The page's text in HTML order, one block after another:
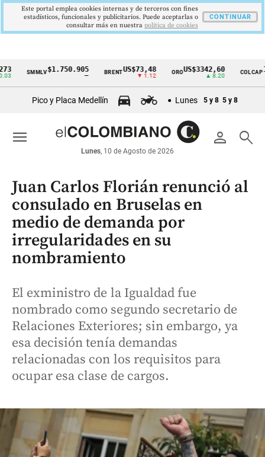
Cintillo
económicos
Colombia
SMMLV$1.750.905 BRENT US$73,48
▼ 1.12
ORO US$3342,60 COLCAP
Pico y Placa Medellín Lunes 5 y 8 5 y 8
person search
Lunes, 10 de Agosto de 2026
menu
Juan Carlos Florián renunció al
consulado en Bruselas en
medio de demanda por
irregularidades en su
nombramiento
El exministro de la Igualdad fue
nombrado como segundo secretario de
Relaciones Exteriores; sin embargo, ya
esa decisión tenía demandas
relacionadas con los requisitos para
ocupar esa clase de cargos.
Este portal emplea cookies internas y de terceros con fines
estadísticos, funcionales y publicitarios. Puede aceptarlas o
consultar más en nuestra politica de cookies
CONTINUAR